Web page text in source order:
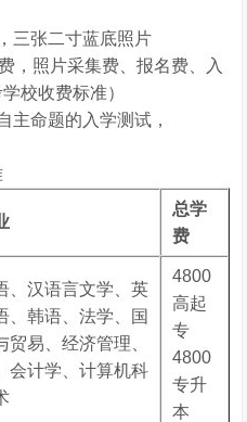
三张二寸蓝底照片
，照片采集费、报名费、入
校收费标准）
主命题的入学测试，
总学
费
、汉语言文学、英
、韩语、法学、国
贸易、经济管理、
会计学、计算机科
4800
高起
专
4800
专升
本